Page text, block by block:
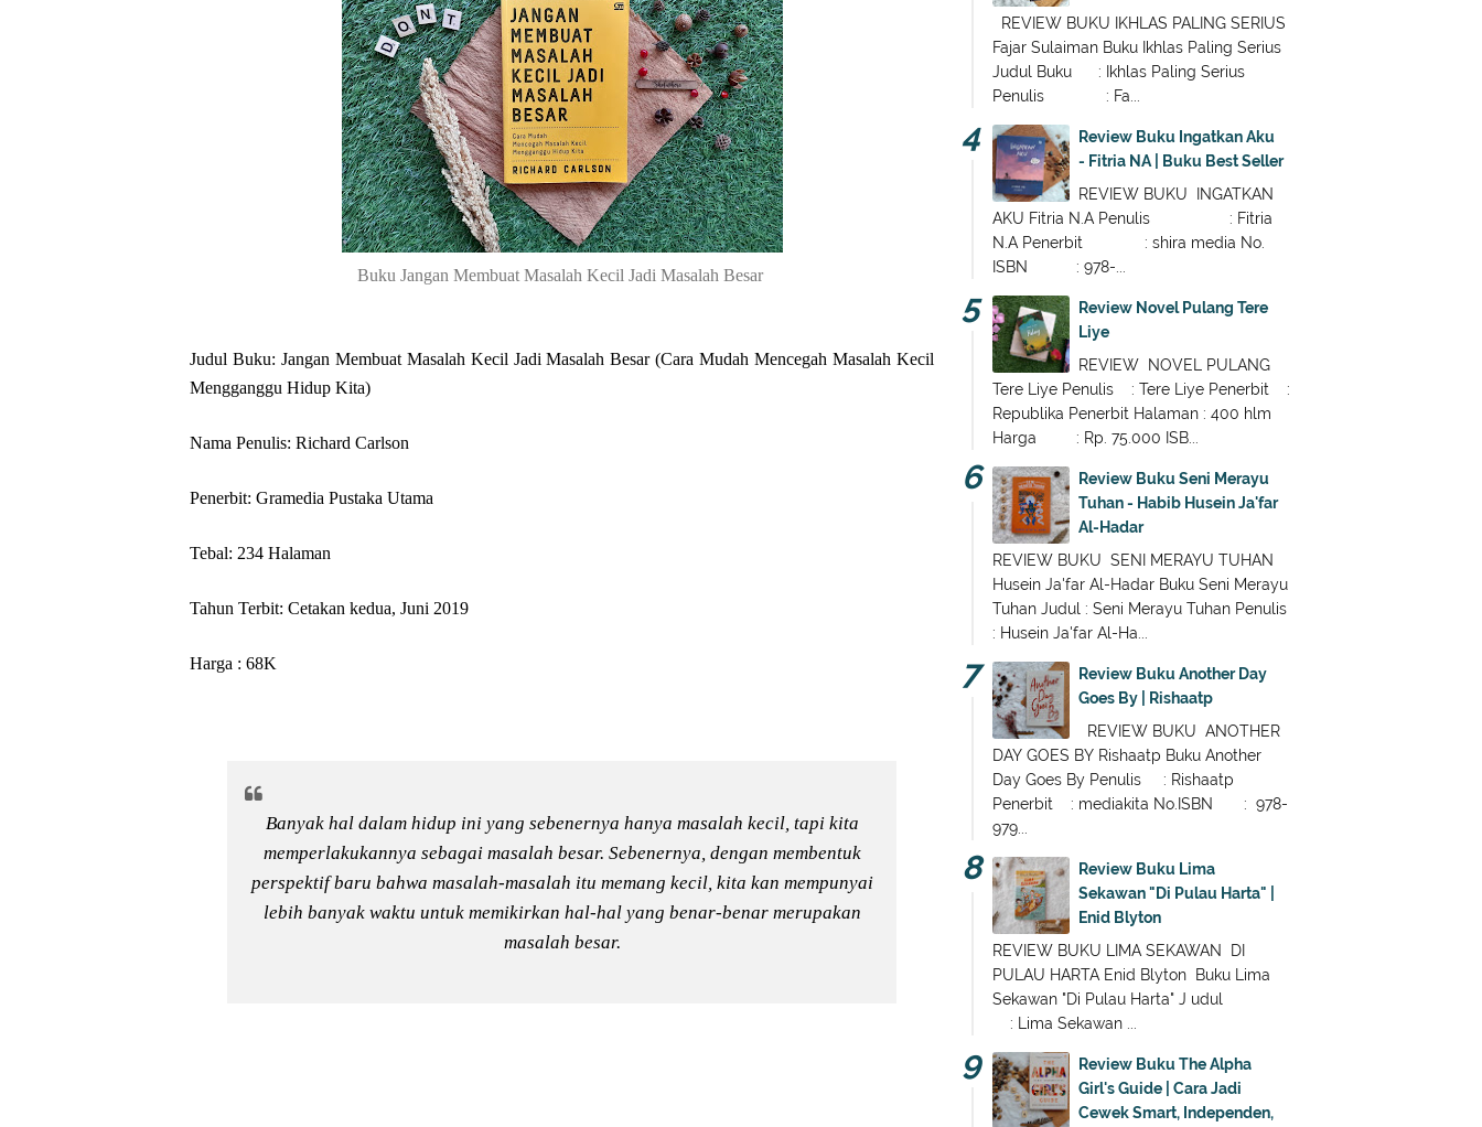
Buku Jangan Membuat Masalah Kecil Jadi Masalah Besar
Judul Buku: Jangan Membuat Masalah Kecil Jadi Masalah Besar (Cara Mudah Mencegah Masalah Kecil
Mengganggu Hidup Kita)
Nama Penulis: Richard Carlson
Penerbit: Gramedia Pustaka Utama
Tebal: 234 Halaman
Tahun Terbit: Cetakan kedua, Juni 2019
Harga : 68K
Banyak hal dalam hidup ini yang sebenernya hanya masalah kecil, tapi kita
memperlakukannya sebagai masalah besar. Sebenernya, dengan membentuk
perspektif baru bahwa masalah-masalah itu memang kecil, kita kan mempunyai
lebih banyak waktu untuk memikirkan hal-hal yang benar-benar merupakan
masalah besar.
REVIEW BUKU IKHLAS PALING SERIUS
Fajar Sulaiman Buku Ikhlas Paling Serius
Judul Buku : Ikhlas Paling Serius
Penulis : Fa...
Review Buku Ingatkan Aku
- Fitria NA | Buku Best Seller
REVIEW BUKU INGATKAN
AKU Fitria N.A Penulis : Fitria
N.A Penerbit : shira media No.
ISBN : 978-...
Review Novel Pulang Tere
Liye
REVIEW NOVEL PULANG
Tere Liye Penulis : Tere Liye Penerbit :
Republika Penerbit Halaman : 400 hlm
Harga : Rp. 75.000 ISB...
Review Buku Seni Merayu
Tuhan - Habib Husein Ja'far
Al-Hadar
REVIEW BUKU SENI MERAYU TUHAN
Husein Ja'far Al-Hadar Buku Seni Merayu
Tuhan Judul : Seni Merayu Tuhan Penulis
: Husein Ja'far Al-Ha...
Review Buku Another Day
Goes By | Rishaatp
REVIEW BUKU ANOTHER
DAY GOES BY Rishaatp Buku Another
Day Goes By Penulis : Rishaatp
Penerbit : mediakita No.ISBN : 978-
979...
Review Buku Lima
Sekawan "Di Pulau Harta" |
Enid Blyton
REVIEW BUKU LIMA SEKAWAN DI
PULAU HARTA Enid Blyton Buku Lima
Sekawan "Di Pulau Harta" J udul
: Lima Sekawan ...
Review Buku The Alpha
Girl's Guide | Cara Jadi
Cewek Smart, Independen,